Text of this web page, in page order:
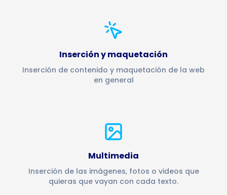
Inserción y maquetación
Inserción de contenido y maquetación de la web
en general
Multimedia
Inserción de las imágenes, fotos o videos que
quieras que vayan con cada texto.